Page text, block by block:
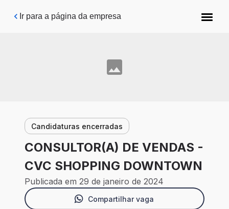
Pular para o conteúdo principal
Ir para a página da empresa
Candidaturas encerradas
CONSULTOR(A) DE VENDAS -
CVC SHOPPING DOWNTOWN
Publicada em 29 de janeiro de 2024
Compartilhar vaga